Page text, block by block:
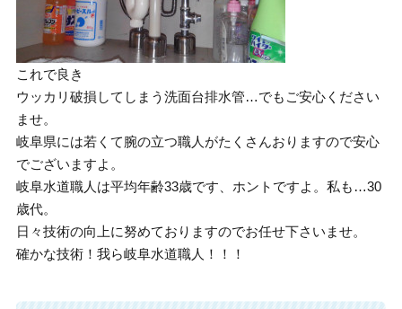
これで良き
ウッカリ破損してしまう洗面台排水管…でもご安心ください
ませ。
岐阜県には若くて腕の立つ職人がたくさんおりますので安心
でございますよ。
岐阜水道職人は平均年齢33歳です、ホントですよ。私も…30
歳代。
日々技術の向上に努めておりますのでお任せ下さいませ。
確かな技術！我ら岐阜水道職人！！！